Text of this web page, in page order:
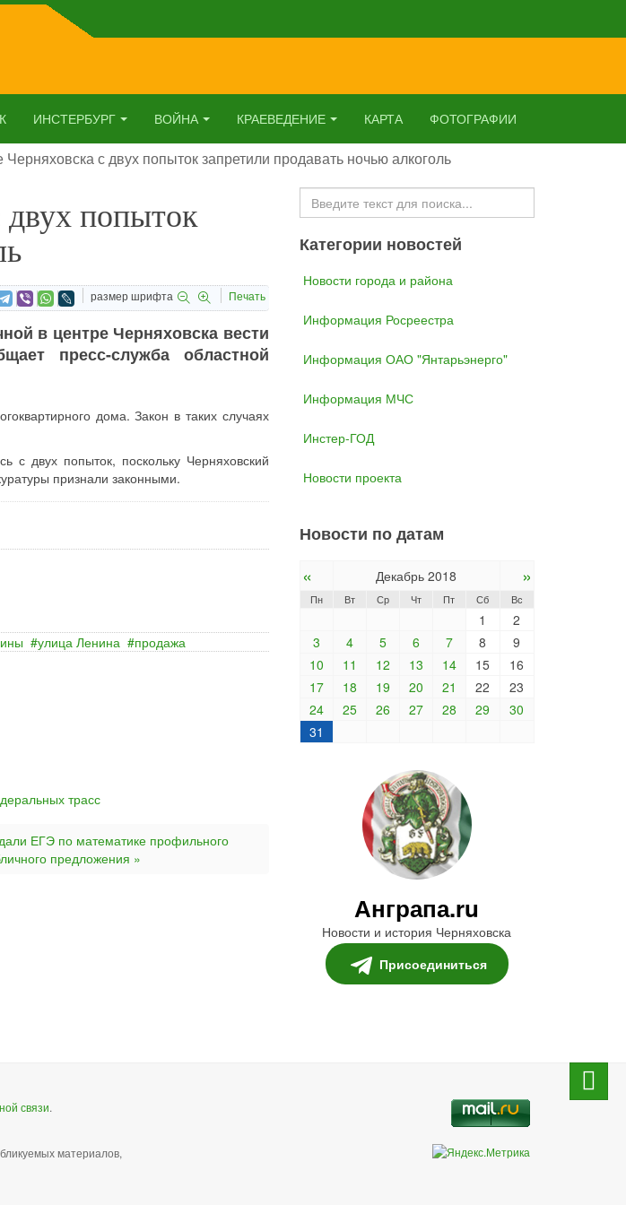
ИНСТЕРБУРГ ВОЙНА КРАЕВЕДЕНИЕ КАРТА ФОТОГРАФИИ
Черняховска с двух попыток запретили продавать ночью алкоголь
двух попыток
размер шрифта Печать
в центре Черняховска вести
пресс-служба областной
дома. Закон в таких случаях
с двух попыток, поскольку Черняховский
признали законными.
улица Ленина продажа
трасс
ЕГЭ по математике профильного
предложения »
Искать...
Категории новостей
Новости города и района
Информация Росреестра
Информация ОАО "Янтарьэнерго"
Информация МЧС
Инстер-ГОД
Новости проекта
Новости по датам
« Декабрь 2018 »
Пн Вт Ср Чт Пт Сб Вс
1
2
3
4 5 6 7 8
9
10
11 12 13 14 15
16
17
18 19 20 21 22
23
24
25 26 27 28 29
30
31
Анграпа.ru
Новости и история Черняховска
Присоединиться
связи.
материалов,